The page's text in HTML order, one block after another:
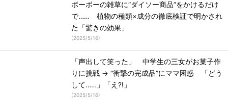
ボーボーの雑草に“ダイソー商品”をかけるだけ
で…… 植物の種類×成分の徹底検証で明かされ
た「驚きの効果」
(2025/5/16)
「声出して笑った」 中学生の三女がお菓子作
りに挑戦 → “衝撃の完成品”にママ困惑 「どう
して……」「え?!」
(2025/5/16)